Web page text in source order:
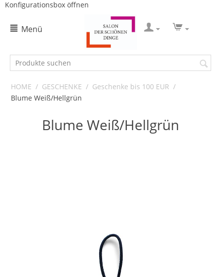
Konfigurationsbox öffnen
Menü
HOME / GESCHENKE / Geschenke bis 100 EUR /
Blume Weiß/Hellgrün
Blume Weiß/Hellgrün